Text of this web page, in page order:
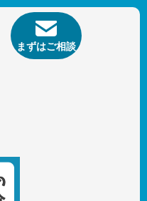
まずはご相談